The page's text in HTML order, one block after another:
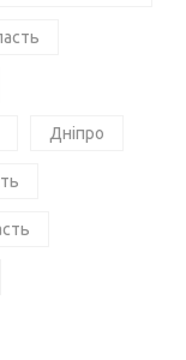
Дніпро